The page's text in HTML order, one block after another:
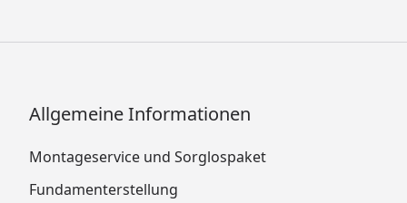
Allgemeine Informationen
Montageservice und Sorglospaket
Fundamenterstellung